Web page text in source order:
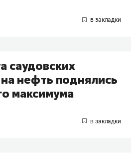
саудовских
нефть поднялись
максимума